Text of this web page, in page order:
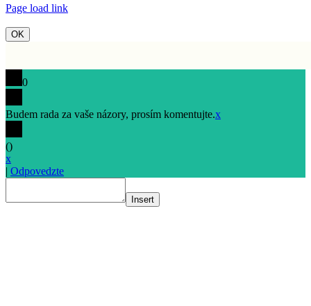
Page load link
OK
0
Budem rada za vaše názory, prosím komentujte.x
()
x
| Odpovedzte
Insert